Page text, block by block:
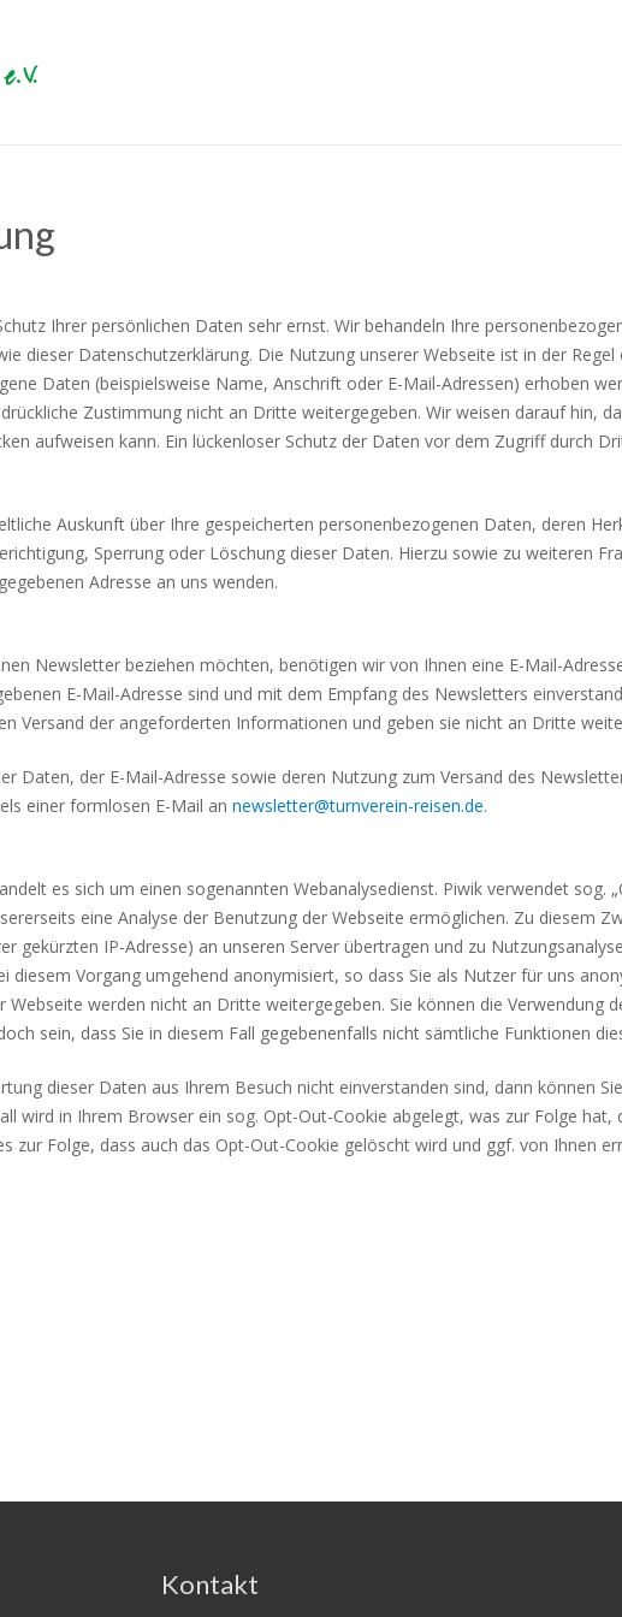
Ihrer persönlichen Daten sehr ernst. Wir behandeln Ihre
dieser Datenschutzerklärung. Die Nutzung unserer Webseite ist in der
Daten (beispielsweise Name, Anschrift oder E-Mail-Adressen) erhoben
Zustimmung nicht an Dritte weitergegeben. Wir weisen darauf hin,
aufweisen kann. Ein lückenloser Schutz der Daten vor dem Zugriff durch
Auskunft über Ihre gespeicherten personenbezogenen Daten, deren
Sperrung oder Löschung dieser Daten. Hierzu sowie zu weiteren
Adresse an uns wenden.
Newsletter beziehen möchten, benötigen wir von Ihnen eine E-Mail-
E-Mail-Adresse sind und mit dem Empfang des Newsletters
Versand der angeforderten Informationen und geben sie nicht an Dritte
Daten, der E-Mail-Adresse sowie deren Nutzung zum Versand des
einer formlosen E-Mail an newsletter@turnverein-reisen.de.
es sich um einen sogenannten Webanalysedienst. Piwik verwendet sog.
eine Analyse der Benutzung der Webseite ermöglichen. Zu diesem
gekürzten IP-Adresse) an unseren Server übertragen und zu
diesem Vorgang umge­hend anony­mi­siert, so dass Sie als Nutzer für uns
werden nicht an Dritte weitergegeben. Sie können die Verwendung
sein, dass Sie in diesem Fall gegebenenfalls nicht sämtliche Funktionen
die­ser Daten aus Ihrem Besuch nicht ein­ver­stan­den sind, dann können
wird in Ihrem Browser ein sog. Opt-Out-Cookie abgelegt, was zur Folge hat,
zur Folge, dass auch das Opt-Out-Cookie gelöscht wird und ggf. von Ihnen
Kontakt